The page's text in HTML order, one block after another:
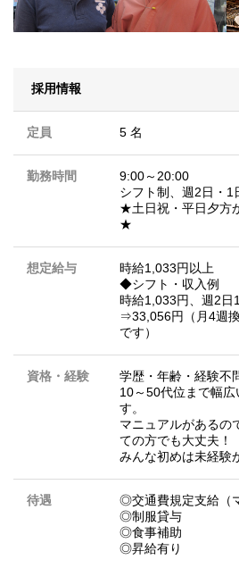
採用情報
定員 5 名
勤務時間
9:00～20:00
シフト制、週2日・1
★土日祝・平日夕方
★
想定給与
時給1,033円以上
◆シフト・収入例
時給1,033円、週2日
⇒33,056円（月4週
です）
資格・経験
学歴・年齢・経験不
10～50代位まで幅
す。
マニュアルがあるの
ての方でも大丈夫！
みんな初めは未経験
待遇
◎交通費規定支給（
◎制服貸与
◎食事補助
◎昇給有り